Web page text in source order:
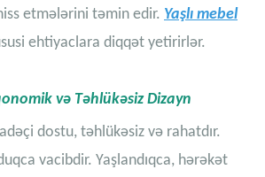
etmələrini təmin edir. Yaşlı mebel
ehtiyaclara diqqət yetirirlər.
və Təhlükəsiz Dizayn
dostu, təhlükəsiz və rahatdır.
vacibdir. Yaşlandıqca, hərəkət